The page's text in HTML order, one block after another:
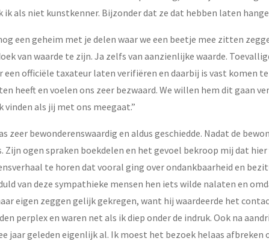
ik als niet kunstkenner. Bijzonder dat ze dat hebben laten
een geheim met je delen waar we een beetje mee zitten
van waarde te zijn. Ja zelfs van aanzienlijke waarde.
een officiële taxateur laten verifiëren en daarbij is vast komen
heeft en voelen ons zeer bezwaard. We willen hem dit gaan
vinden als jij met ons meegaat.”
zeer bewonderenswaardig en aldus geschiedde. Nadat de
Zijn ogen spraken boekdelen en het gevoel bekroop mij dat
te horen dat vooral ging over ondankbaarheid en
van deze sympathieke mensen hen iets wilde nalaten en
eigen zeggen gelijk gekregen, want hij waardeerde het
perplex en waren net als ik diep onder de indruk. Ook na
jaar geleden eigenlijk al. Ik moest het bezoek helaas